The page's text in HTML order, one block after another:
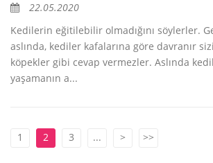
22.05.2020
Kedilerin eğitilebilir olmadığını söylerler.
aslında, kediler kafalarına göre davranır
köpekler gibi cevap vermezler. Aslında
yaşamanın a...
1 2 3 ... > >>